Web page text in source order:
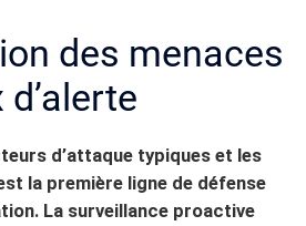
des menaces
d’attaque typiques et les
la première ligne de défense
La surveillance proactive